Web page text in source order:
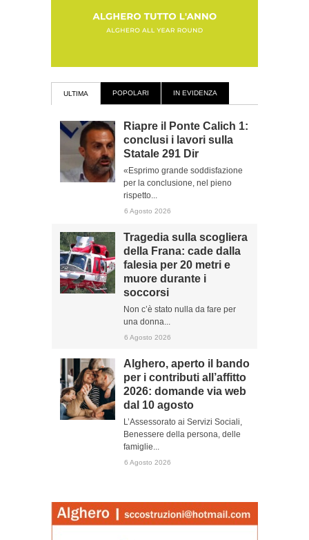
ULTIMA POPOLARI IN EVIDENZA
Riapre il Ponte Calich 1:
conclusi i lavori sulla
Statale 291 Dir
«Esprimo grande soddisfazione
per la conclusione, nel pieno
rispetto...
6 Agosto 2026
Tragedia sulla scogliera
della Frana: cade dalla
falesia per 20 metri e
muore durante i
soccorsi
Non c’è stato nulla da fare per
una donna...
6 Agosto 2026
Alghero, aperto il bando
per i contributi all’affitto
2026: domande via web
dal 10 agosto
L’Assessorato ai Servizi Sociali,
Benessere della persona, delle
famiglie...
6 Agosto 2026